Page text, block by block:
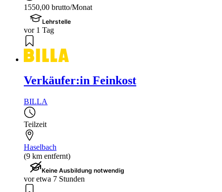
1550,00 brutto/Monat
Lehrstelle
vor 1 Tag
Verkäufer:in Feinkost
BILLA
Teilzeit
Haselbach
(9 km entfernt)
Keine Ausbildung notwendig
vor etwa 7 Stunden